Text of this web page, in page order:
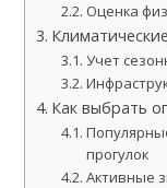
Оценка
Учет
Как выбрать
прогулок
Активные